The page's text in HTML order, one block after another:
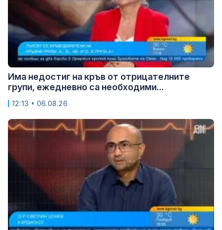
Има недостиг на кръв от отрицателните
групи, ежедневно са необходими...
12:13 • 06.08.26